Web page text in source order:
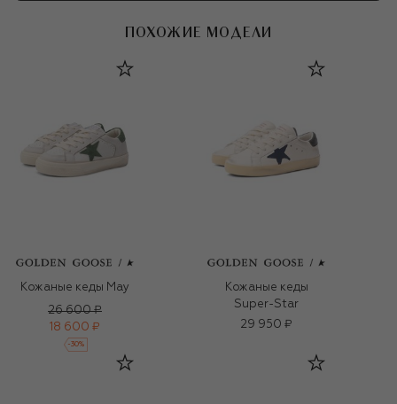
ПОХОЖИЕ МОДЕЛИ
Кожаные кеды May
26 600 ₽
18 600 ₽
-30%
Кожаные кеды
Super-Star
29 950 ₽